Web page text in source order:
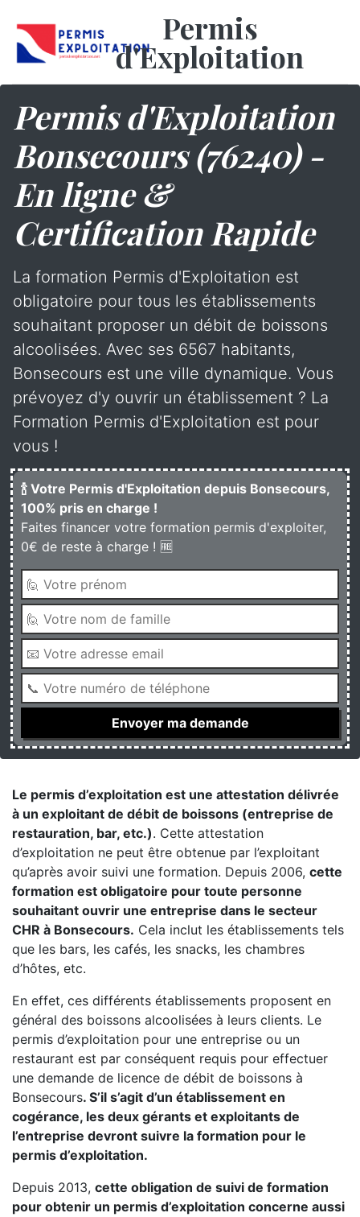
Permis
d'Exploitation
Permis d'Exploitation
Bonsecours (76240) -
En ligne &
Certification Rapide
La formation Permis d'Exploitation est
obligatoire pour tous les établissements
souhaitant proposer un débit de boissons
alcoolisées. Avec ses 6567 habitants,
Bonsecours est une ville dynamique. Vous
prévoyez d'y ouvrir un établissement ? La
Formation Permis d'Exploitation est pour
vous !
🍾 Votre Permis d'Exploitation depuis Bonsecours,
100% pris en charge !
Faites financer votre formation permis d'exploiter,
0€ de reste à charge ! 🆓
Le permis d’exploitation est une attestation délivrée
à un exploitant de débit de boissons (entreprise de
restauration, bar, etc.). Cette attestation
d’exploitation ne peut être obtenue par l’exploitant
qu’après avoir suivi une formation. Depuis 2006, cette
formation est obligatoire pour toute personne
souhaitant ouvrir une entreprise dans le secteur
CHR à Bonsecours. Cela inclut les établissements tels
que les bars, les cafés, les snacks, les chambres
d’hôtes, etc.
En effet, ces différents établissements proposent en
général des boissons alcoolisées à leurs clients. Le
permis d’exploitation pour une entreprise ou un
restaurant est par conséquent requis pour effectuer
une demande de licence de débit de boissons à
Bonsecours. S’il s’agit d’un établissement en
cogérance, les deux gérants et exploitants de
l’entreprise devront suivre la formation pour le
permis d’exploitation.
Depuis 2013, cette obligation de suivi de formation
pour obtenir un permis d’exploitation concerne aussi